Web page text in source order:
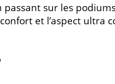
sur les
et l’aspect